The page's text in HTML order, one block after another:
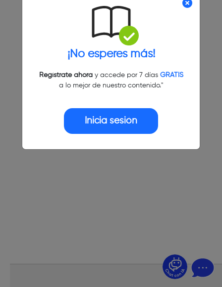
¡No esperes más!
Regístrate ahoray accede por 7 días GRATIS
a lo mejor de nuestro contenido."
Inicia sesión